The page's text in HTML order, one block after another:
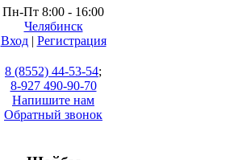
Пн-Пт 8:00 - 16:00
Челябинск
Вход| Регистрация
8 (8552) 44-53-54;
8-927 490-90-70
Напишите нам
Обратный звонок